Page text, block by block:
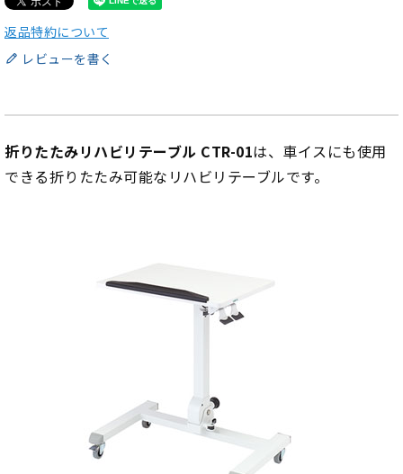
返品特約について
レビューを書く
折りたたみリハビリテーブル CTR-01は、車イスにも使用
できる折りたたみ可能なリハビリテーブルです。